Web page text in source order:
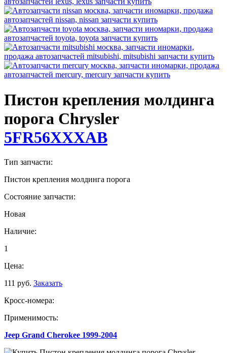
Пистон крепления молдинга
порога Chrysler
5FR56XXXAB
Тип запчасти:
Пистон крепления молдинга порога
Состояние запчасти:
Новая
Наличие:
1
Цена:
111 руб. Заказать
Кросс-номера:
Применимость:
Jeep Grand Cherokee 1999-2004